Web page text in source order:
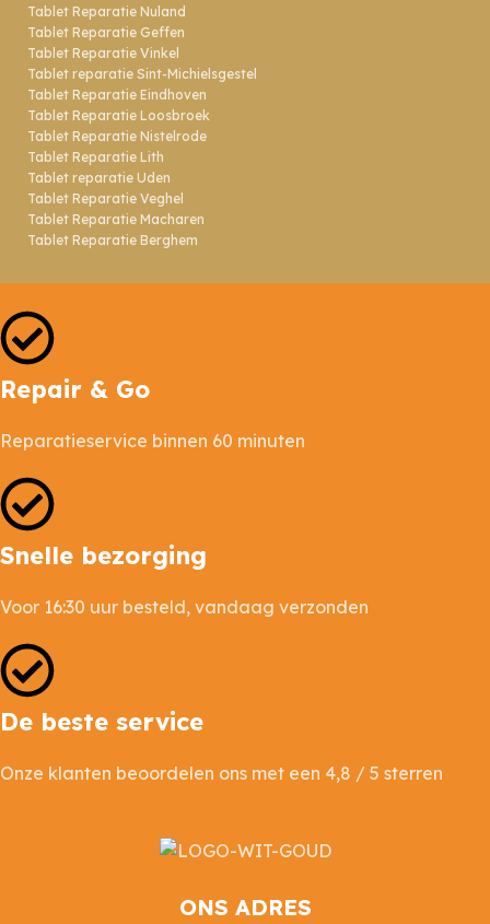
Tablet Reparatie Nuland
Tablet Reparatie Geffen
Tablet Reparatie Vinkel
Tablet reparatie Sint-Michielsgestel
Tablet Reparatie Eindhoven
Tablet Reparatie Loosbroek
Tablet Reparatie Nistelrode
Tablet Reparatie Lith
Tablet reparatie Uden
Tablet Reparatie Veghel
Tablet Reparatie Macharen
Tablet Reparatie Berghem
Repair & Go
Reparatieservice binnen 60 minuten
Snelle bezorging
Voor 16:30 uur besteld, vandaag verzonden
De beste service
Onze klanten beoordelen ons met een 4,8 / 5 sterren
ONS ADRES